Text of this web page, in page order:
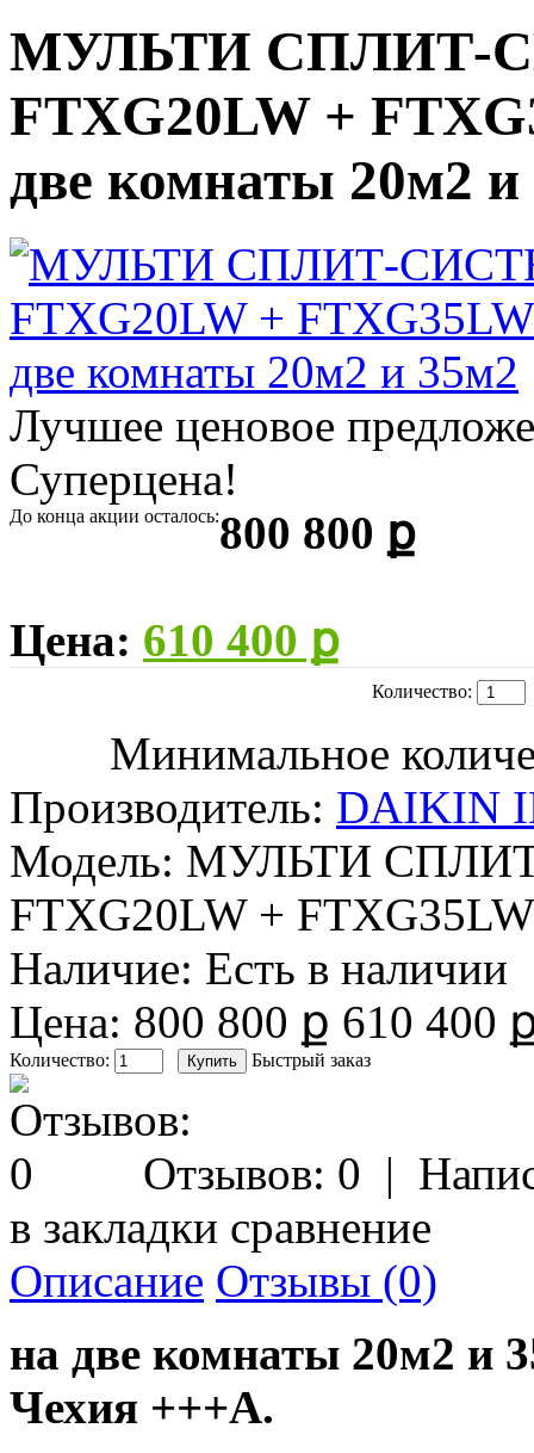
МУЛЬТИ СПЛИТ-
FTXG20LW +
две комнаты 20м2 и
Лучшее ценовое
Суперцена!
До конца акции осталось:800 800 ք
Цена: 610 400 ք
Количество:
Минимальное
Производитель: DAIKIN
Модель: МУЛЬТИ
FTXG20LW +
Наличие: Есть в наличии
Цена: 800 800 ք 610 400
Количество: Быстрый заказ
Отзывов: 0 |
в закладки сравнение
Описание Отзывы (0)
на две комнаты 20м2 и
Чехия +++А.